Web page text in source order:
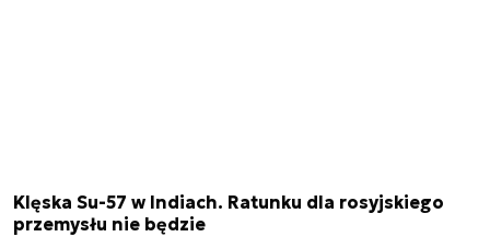
Klęska Su-57 w Indiach. Ratunku dla rosyjskiego
przemysłu nie będzie